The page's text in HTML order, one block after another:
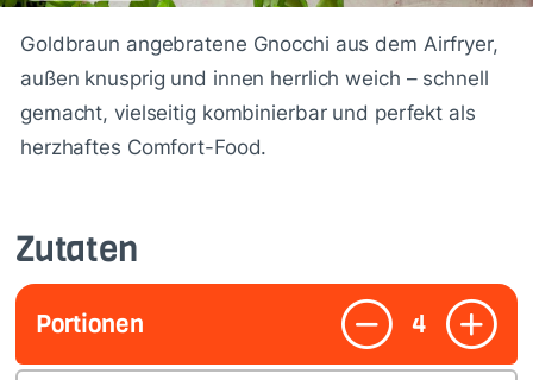
Goldbraun angebratene Gnocchi aus dem Airfryer,
außen knusprig und innen herrlich weich – schnell
gemacht, vielseitig kombinierbar und perfekt als
herzhaftes Comfort-Food.
Zutaten
Portionen 4